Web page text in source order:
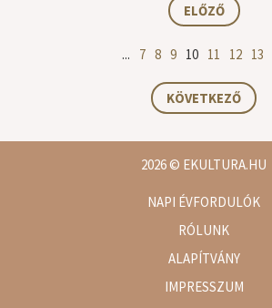
ELŐZŐ
... 7 8 9 10 11 12 13
KÖVETKEZŐ
2026© EKULTURA.HU
NAPI ÉVFORDULÓK
RÓLUNK
ALAPÍTVÁNY
IMPRESSZUM